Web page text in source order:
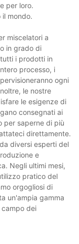
per loro.
mondo.
miscelatori a
in grado di
i prodotti in
processo, i
ogni
le nostre
le esigenze di
consegnati ai
per saperne di più
direttamente.
diversi esperti del
e
Negli ultimi mesi,
pratico del
orgogliosi di
un'ampia gamma
dei